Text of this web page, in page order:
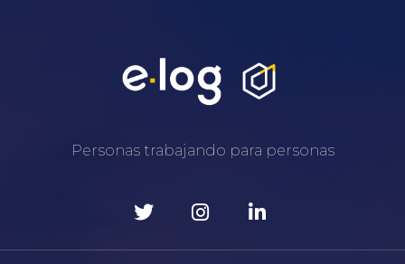
Personas trabajando para personas